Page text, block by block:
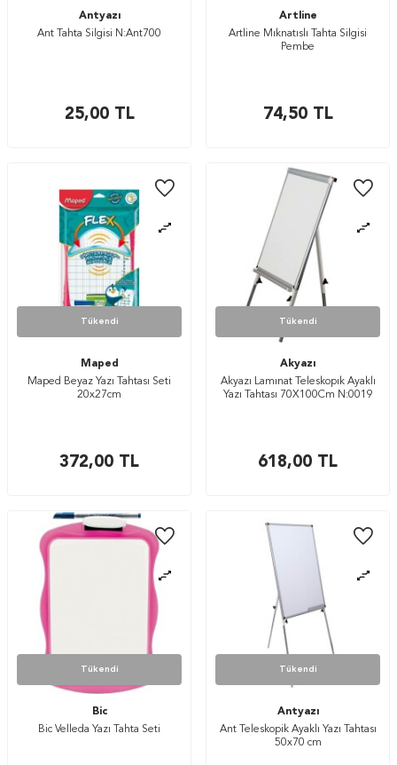
Antyazı
Ant Tahta Silgisi N:Ant700
25,00TL
Artline
Artline Mıknatıslı Tahta Silgisi
Pembe
74,50TL
Tükendi
Maped
Maped Beyaz Yazı Tahtası Seti
20x27cm
372,00 TL
Tükendi
Akyazı
Akyazı Lamınat Teleskopık Ayaklı
Yazı Tahtası 70X100Cm N:0019
618,00 TL
Tükendi
Bic
Bic Velleda Yazı Tahta Seti
Tükendi
Antyazı
Ant Teleskopik Ayaklı Yazı Tahtası
50x70 cm